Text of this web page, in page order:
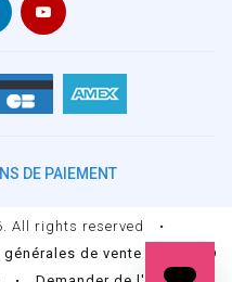
DE PAIEMENT
All rights reserved
•
de vente
RGPD